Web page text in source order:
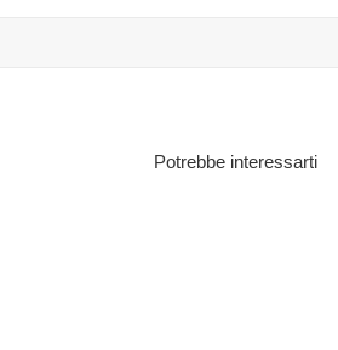
Potrebbe interessarti